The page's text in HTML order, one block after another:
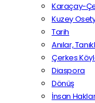
Karaçay-
Kuzey
Tarih
Anılar,
Çerkes
Diaspora
Dönüş
İnsan